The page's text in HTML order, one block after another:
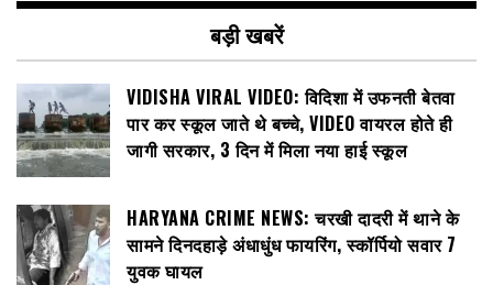
बड़ी खबरें
VIDISHA VIRAL VIDEO: विदिशा में उफनती बेतवा
पार कर स्कूल जाते थे बच्चे, VIDEO वायरल होते ही
जागी सरकार, 3 दिन में मिला नया हाई स्कूल
HARYANA CRIME NEWS: चरखी दादरी में थाने के
सामने दिनदहाड़े अंधाधुंध फायरिंग, स्कॉर्पियो सवार 7
युवक घायल